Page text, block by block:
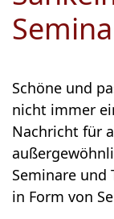
Schöne und
nicht immer
Nachricht für
Seminare und
in Form von